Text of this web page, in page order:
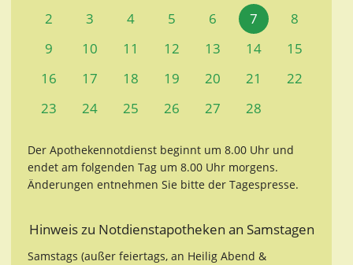
2
3 4 5 6 7
8
9
10 11 12 13 14
15
16
17 18 19 20 21
22
23
24 25 26 27 28
Der Apothekennotdienst beginnt um 8.00 Uhr und
endet am folgenden Tag um 8.00 Uhr morgens.
Änderungen entnehmen Sie bitte der Tagespresse.
Hinweis zu Notdienstapotheken an Samstagen
Samstags (außer feiertags, an Heilig Abend &